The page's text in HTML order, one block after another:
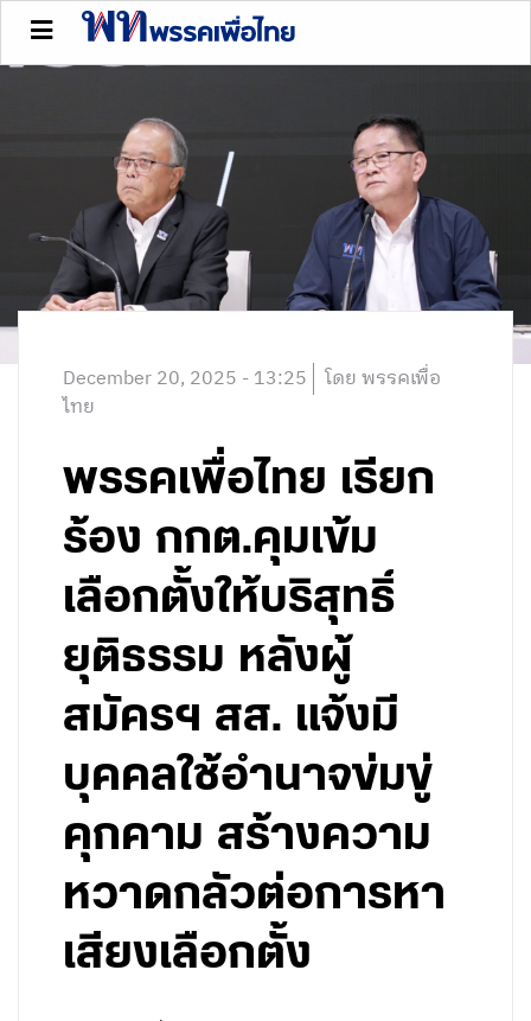
December 20, 2025 - 13:25 โดย พรรคเพื่อ
ไทย
พรรคเพื่อไทย เรียก
ร้อง กกต.คุมเข้ม
เลือกตั้งให้บริสุทธิ์
ยุติธรรม หลังผู้
สมัครฯ สส. แจ้งมี
บุคคลใช้อำนาจข่มขู่
คุกคาม สร้างความ
หวาดกลัวต่อการหา
เสียงเลือกตั้ง